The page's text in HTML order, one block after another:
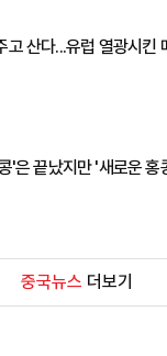
산다...유럽 열광시킨
'은 끝났지만 '새로운 홍
중국뉴스 더보기